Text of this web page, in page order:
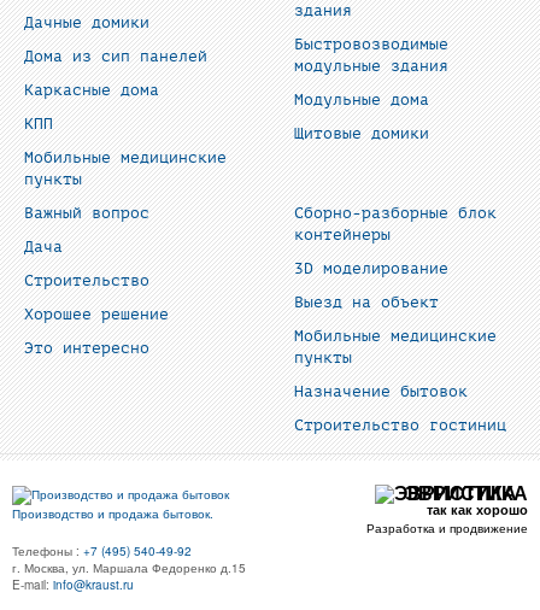
Дачные домики
Дома из сип панелей
Каркасные дома
КПП
Мобильные медицинские
пункты
здания
Быстровозводимые
модульные здания
Модульные дома
Щитовые домики
Важный вопрос
Дача
Строительство
Хорошее решение
Это интересно
Сборно-разборные блок
контейнеры
3D моделирование
Выезд на объект
Мобильные медицинские
пункты
Назначение бытовок
Строительство гостиниц
Производство и продажа бытовок.
ЭВРИСТИКА
так как хорошо
Разработка и продвижение
Телефоны : +7 (495) 540-49-92
г. Москва, ул. Маршала Федоренко д.15
E-mail: info@kraust.ru